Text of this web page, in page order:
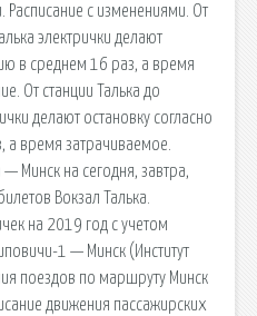
Расписание с изменениями. От
электрички делают
в среднем 16 раз, а время
От станции Талька до
делают остановку согласно
а время затрачиваемое.
— Минск на сегодня, завтра,
Вокзал Талька.
на 2019 год с учетом
1 — Минск (Институт
поездов по маршруту Минск
движения пассажирских